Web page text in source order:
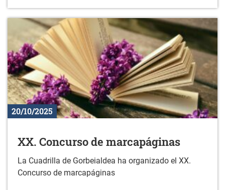
20/10/2025
XX. Concurso de marcapáginas
La Cuadrilla de Gorbeialdea ha organizado el XX.
Concurso de marcapáginas